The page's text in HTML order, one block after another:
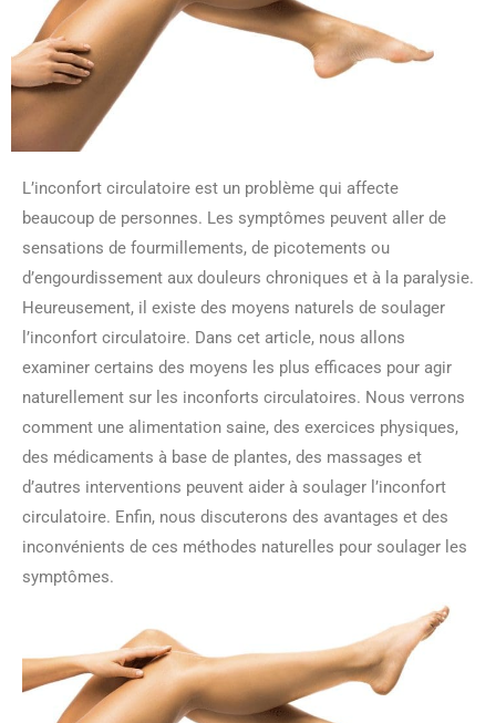
L’inconfort circulatoire est un problème qui affecte
beaucoup de personnes. Les symptômes peuvent aller de
sensations de fourmillements, de picotements ou
d’engourdissement aux douleurs chroniques et à la paralysie.
Heureusement, il existe des moyens naturels de soulager
l’inconfort circulatoire. Dans cet article, nous allons
examiner certains des moyens les plus efficaces pour agir
naturellement sur les inconforts circulatoires. Nous verrons
comment une alimentation saine, des exercices physiques,
des médicaments à base de plantes, des massages et
d’autres interventions peuvent aider à soulager l’inconfort
circulatoire. Enfin, nous discuterons des avantages et des
inconvénients de ces méthodes naturelles pour soulager les
symptômes.